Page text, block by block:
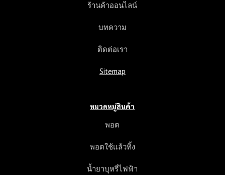
ร้านค้าออนไลน์
บทความ
ติดต่อเรา
Sitemap
หมวดหมู่สินค้า
พอต
พอตใช้แล้วทิ้ง
น้ำยาบุหรี่ไฟฟ้า